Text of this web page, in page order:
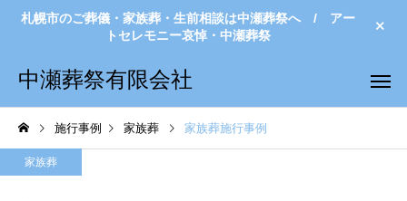
札幌市のご葬儀・家族葬・生前相談は中瀬葬祭へ / アー
トセレモニー哀悼・中瀬葬祭
中瀬葬祭有限会社
施行事例 家族葬 家族葬施行事例
家族葬